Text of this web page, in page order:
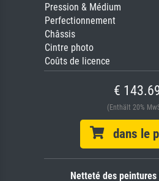
Pression & Médium
Perfectionnement
Châssis
Cintre photo
Coûts de licence
€
(Enthält 20%
dans le
Netteté des peintures